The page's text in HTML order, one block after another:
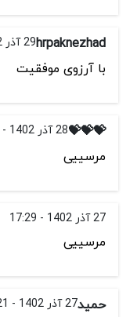
hrpaknezhad29 آذر 1402 - 09:30
با آرزوی موفقیت
💝💝💝28 آذر 1402 - 21:49
مرسییی
27 آذر 1402 - 17:29
مرسییی
حمید27 آذر 1402 - 07:21